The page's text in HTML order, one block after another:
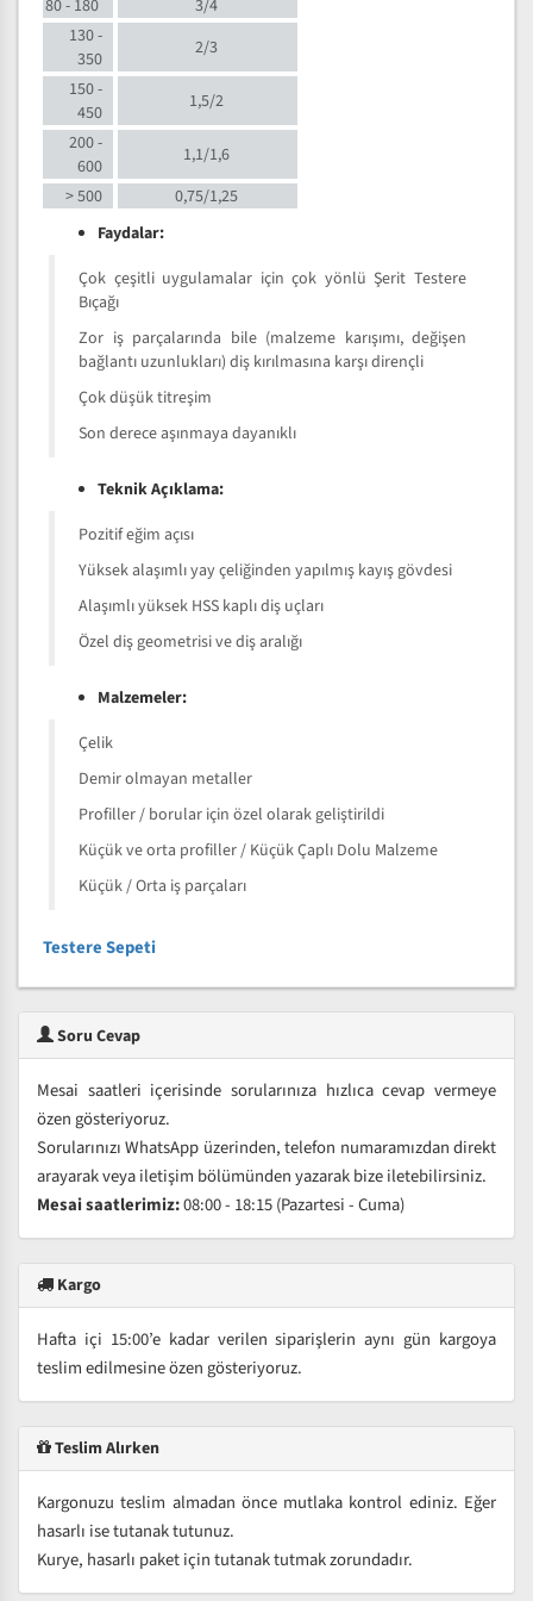
80 - 180
3/4
130 -
350
2/3
150 -
450
1,5/2
200 -
600
1,1/1,6
> 500
0,75/1,25
Faydalar:
Çok çeşitli uygulamalar için çok yönlü Şerit Testere
Bıçağı
Zor iş parçalarında bile (malzeme karışımı, değişen
bağlantı uzunlukları) diş kırılmasına karşı dirençli
Çok düşük titreşim
Son derece aşınmaya dayanıklı
Teknik Açıklama:
Pozitif eğim açısı
Yüksek alaşımlı yay çeliğinden yapılmış kayış gövdesi
Alaşımlı yüksek HSS kaplı diş uçları
Özel diş geometrisi ve diş aralığı
Malzemeler:
Çelik
Demir olmayan metaller
Profiller / borular için özel olarak geliştirildi
Küçük ve orta profiller / Küçük Çaplı Dolu Malzeme
Küçük / Orta iş parçaları
Testere Sepeti
Soru Cevap
Mesai saatleri içerisinde sorularınıza hızlıca cevap vermeye
özen gösteriyoruz.
Sorularınızı WhatsApp üzerinden, telefon numaramızdan direkt
arayarak veya iletişim bölümünden yazarak bize iletebilirsiniz.
Mesai saatlerimiz:08:00 - 18:15 (Pazartesi - Cuma)
Kargo
Hafta içi 15:00’e kadar verilen siparişlerin aynı gün kargoya
teslim edilmesine özen gösteriyoruz.
Teslim Alırken
Kargonuzu teslim almadan önce mutlaka kontrol ediniz. Eğer
hasarlı ise tutanak tutunuz.
Kurye, hasarlı paket için tutanak tutmak zorundadır.